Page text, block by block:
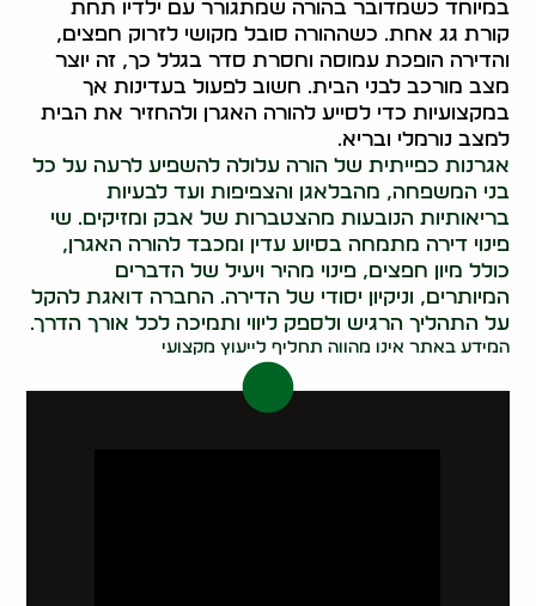
במיוחד כשמדובר בהורה שמתגורר עם ילדיו תחת
קורת גג אחת. כשההורה סובל מקושי לזרוק חפצים,
והדירה הופכת עמוסה וחסרת סדר בגלל כך, זה יוצר
מצב מורכב לבני הבית. חשוב לפעול בעדינות אך
במקצועיות כדי לסייע להורה האגרן ולהחזיר את הבית
למצב נורמלי ובריא.
אגרנות כפייתית של הורה עלולה להשפיע לרעה על כל
בני המשפחה, מהבלאגן והצפיפות ועד לבעיות
בריאותיות הנובעות מהצטברות של אבק ומזיקים. שי
פינוי דירה מתמחה בסיוע עדין ומכבד להורה האגרן,
כולל מיון חפצים, פינוי מהיר ויעיל של הדברים
המיותרים, וניקיון יסודי של הדירה. החברה דואגת להקל
על התהליך הרגיש ולספק ליווי ותמיכה לכל אורך הדרך.
המידע באתר אינו מהווה תחליף לייעוץ מקצועי